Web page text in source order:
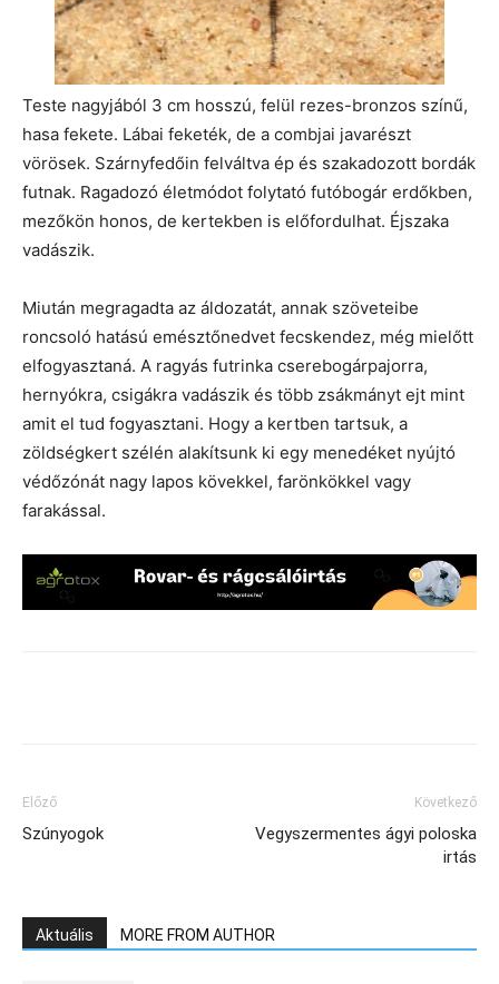
Teste nagyjából 3 cm hosszú, felül rezes-bronzos színű,
hasa fekete. Lábai feketék, de a combjai javarészt
vörösek. Szárnyfedőin felváltva ép és szakadozott bordák
futnak. Ragadozó életmódot folytató futóbogár erdőkben,
mezőkön honos, de kertekben is előfordulhat. Éjszaka
vadászik.
Miután megragadta az áldozatát, annak szöveteibe
roncsoló hatású emésztőnedvet fecskendez, még mielőtt
elfogyasztaná. A ragyás futrinka cserebogárpajorra,
hernyókra, csigákra vadászik és több zsákmányt ejt mint
amit el tud fogyasztani. Hogy a kertben tartsuk, a
zöldségkert szélén alakítsunk ki egy menedéket nyújtó
védőzónát nagy lapos kövekkel, farönkökkel vagy
farakással.
Előző
Szúnyogok
Következő
Vegyszermentes ágyi poloska
irtás
Aktuális MORE FROM AUTHOR